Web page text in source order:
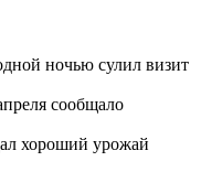
ночью сулил визит
сообщало
хороший урожай